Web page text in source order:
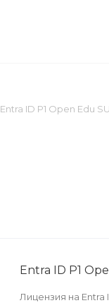
Entra ID P1 Open Edu
Entra ID P1
Лицензия на Entra